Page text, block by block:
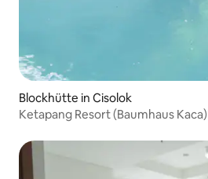
Blockhütte in Cisolok
Ketapang Resort (Baumhaus Kaca)